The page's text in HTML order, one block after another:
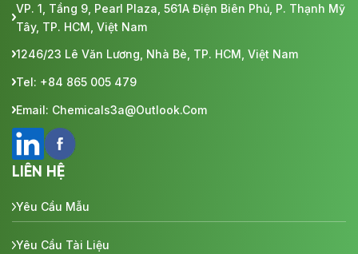
VP. 1, Tầng 9, Pearl Plaza, 561A Điện Biên Phủ, P. Thạnh Mỹ
Tây, TP. HCM, Việt Nam
1246/23 Lê Văn Lương, Nhà Bè, TP. HCM, Việt Nam
Tel: +84 865 005 479
Email: Chemicals3a@outlook.com
LIÊN HỆ
Yêu Cầu Mẫu
Yêu Cầu Tài Liệu